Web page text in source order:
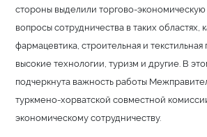
стороны выделили торгово-
вопросы сотрудничества в таких областях,
фармацевтика, строительная и
высокие технологии, туризм и другие. В
подчеркнута важность работы
туркмено-хорватской совместной
экономическому сотрудничеству.